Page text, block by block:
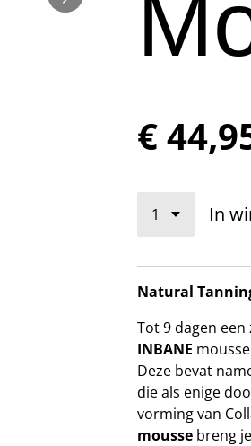
€
In
Natural
Tot 9 dagen
INBANE
Deze bevat
die als enige
vorming van
mousse breng